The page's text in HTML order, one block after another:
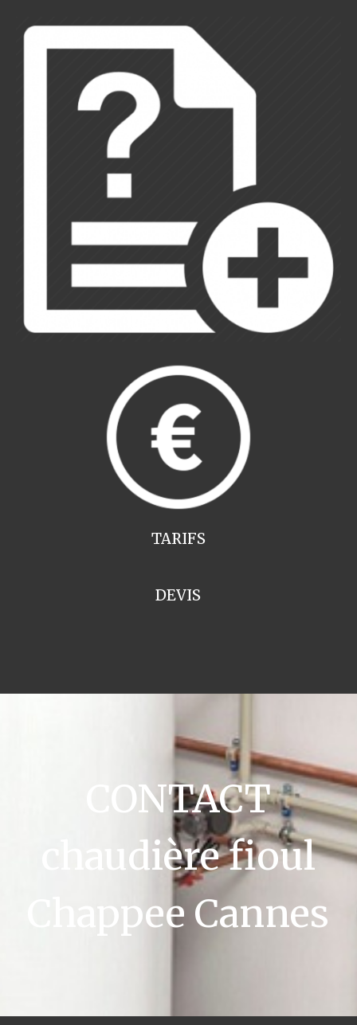
TARIFS
DEVIS
CONTACT
chaudière fioul
Chappee Cannes